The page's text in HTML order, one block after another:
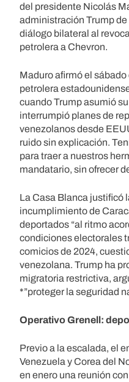
del presidente Nicolás
administración Trump
diálogo bilateral al
petrolera a Chevron.
Maduro afirmó el
petrolera
cuando Trump asumió
interrumpió planes de
venezolanos desde
ruido sin explicación.
para traer a nuestros
mandatario, sin ofrecer
La Casa Blanca justificó
incumplimiento de
deportados “al ritmo
condiciones electorales
comicios de 2024,
venezolana. Trump ha
migratoria restrictiva,
*”proteger la seguridad
Operativo Grenell:
Previo a la escalada, el
Venezuela y Corea del
en enero una reunión